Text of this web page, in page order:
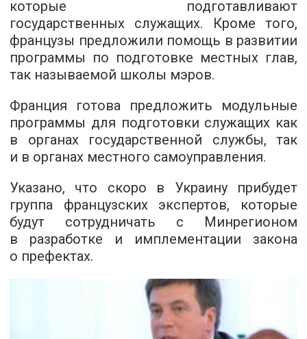
которые подготавливают
государственных служащих. Кроме того,
французы предложили помощь в развитии
программы по подготовке местных глав,
так называемой школы мэров.
Франция готова предложить модульные
программы для подготовки служащих как
в органах государственной службы, так
и в органах местного самоуправления.
Указано, что скоро в Украину прибудет
группа французских экспертов, которые
будут сотрудничать с Минрегионом
в разработке и имплементации закона
о префектах.